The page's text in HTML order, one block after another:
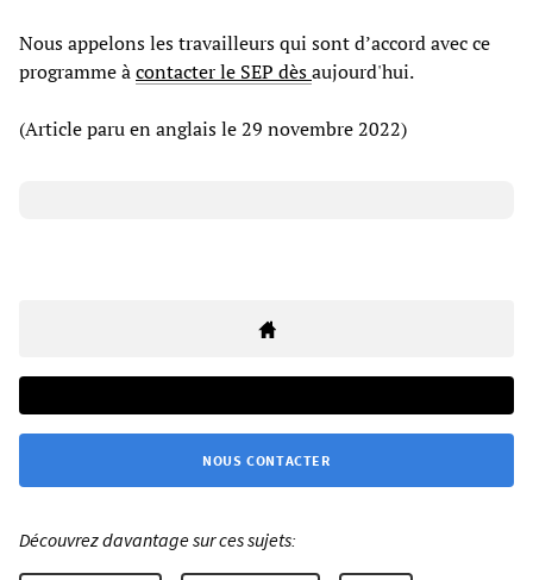
Nous appelons les travailleurs qui sont d’accord avec ce
programme àcontacter le SEP dèsaujourd'hui.
(Article paru en anglais le 29 novembre 2022)
NOUS CONTACTER
Découvrez davantage sur ces sujets: